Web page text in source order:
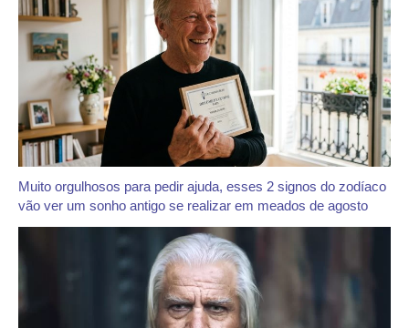
Muito orgulhosos para pedir ajuda, esses 2 signos do zodíaco
vão ver um sonho antigo se realizar em meados de agosto